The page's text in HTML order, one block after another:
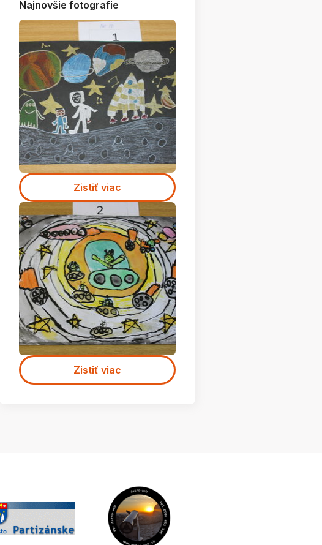
Najnovšie fotografie
Zistiť viac
Zistiť viac